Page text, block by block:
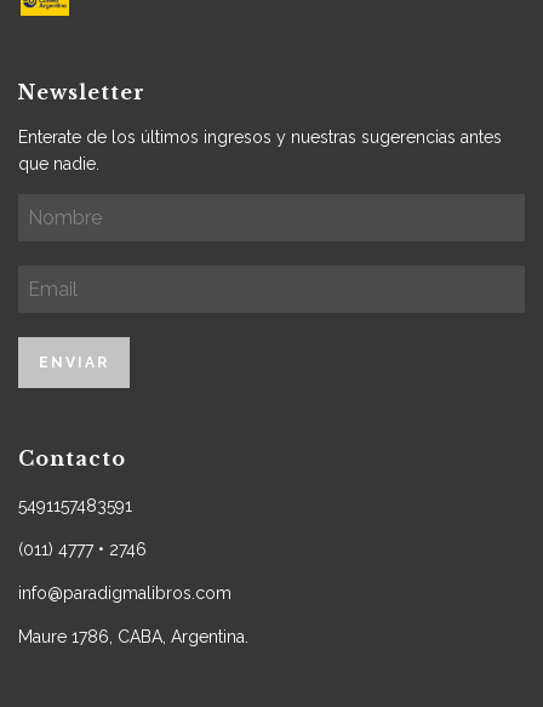
Newsletter
Enterate de los últimos ingresos y nuestras sugerencias antes
que nadie.
Contacto
5491157483591
(011) 4777 • 2746
info@paradigmalibros.com
Maure 1786, CABA, Argentina.